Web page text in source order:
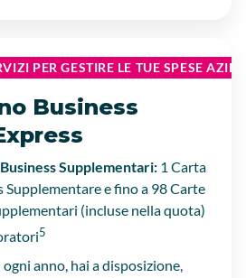
PER GESTIRE LE TUE SPESE
Business
Supplementari: 1 Carta
Supplementare e fino a 98 Carte
(incluse nella quota)
5
ogni anno, hai a disposizione,